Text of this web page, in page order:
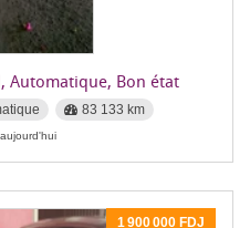
Automatique, Bon état
83 133 km
1 900 000 FDJ